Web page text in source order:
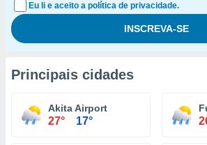
Eu li e aceito a política de privacidade.
Principais cidades
Akita Airport
27° 17°